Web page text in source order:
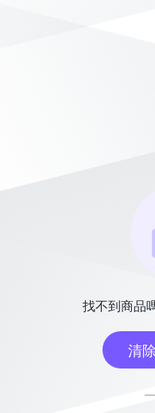
找不到商品
清